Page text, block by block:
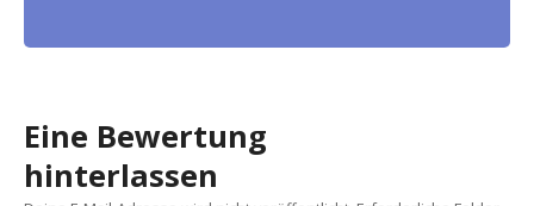
Eine Bewertung
hinterlassen